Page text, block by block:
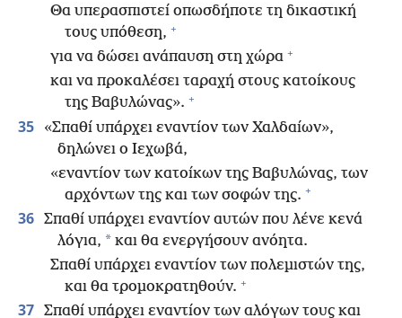
Θα υπερασπιστεί οπωσδήποτε τη δικαστική
τους υπόθεση, +
για να δώσει ανάπαυση στη χώρα +
και να προκαλέσει ταραχή στους κατοίκους
της Βαβυλώνας». +
35
«Σπαθί υπάρχει εναντίον των Χαλδαίων»,
δηλώνει ο Ιεχωβά,
«εναντίον των κατοίκων της Βαβυλώνας, των
αρχόντων της και των σοφών της. +
36 Σπαθί υπάρχει εναντίον αυτών που λένε κενά
λόγια, * και θα ενεργήσουν ανόητα.
Σπαθί υπάρχει εναντίον των πολεμιστών της,
και θα τρομοκρατηθούν. +
37 Σπαθί υπάρχει εναντίον των αλόγων τους και